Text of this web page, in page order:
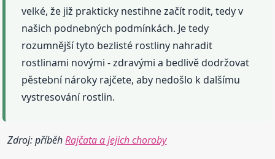
velké, že již prakticky nestihne začít rodit, tedy v
našich podnebných podmínkách. Je tedy
rozumnější tyto bezlisté rostliny nahradit
rostlinami novými - zdravými a bedlivě dodržovat
pěstební nároky rajčete, aby nedošlo k dalšímu
vystresování rostlin.
Zdroj: příběhRajčata a jejich choroby